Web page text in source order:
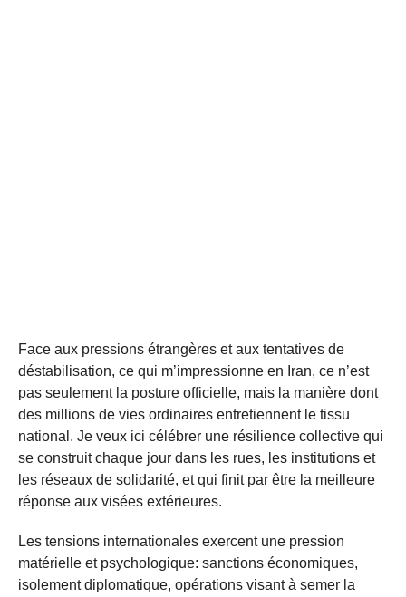
Face aux pressions étrangères et aux tentatives de
déstabilisation, ce qui m’impressionne en Iran, ce n’est
pas seulement la posture officielle, mais la manière dont
des millions de vies ordinaires entretiennent le tissu
national. Je veux ici célébrer une résilience collective qui
se construit chaque jour dans les rues, les institutions et
les réseaux de solidarité, et qui finit par être la meilleure
réponse aux visées extérieures.
Les tensions internationales exercent une pression
matérielle et psychologique: sanctions économiques,
isolement diplomatique, opérations visant à semer la